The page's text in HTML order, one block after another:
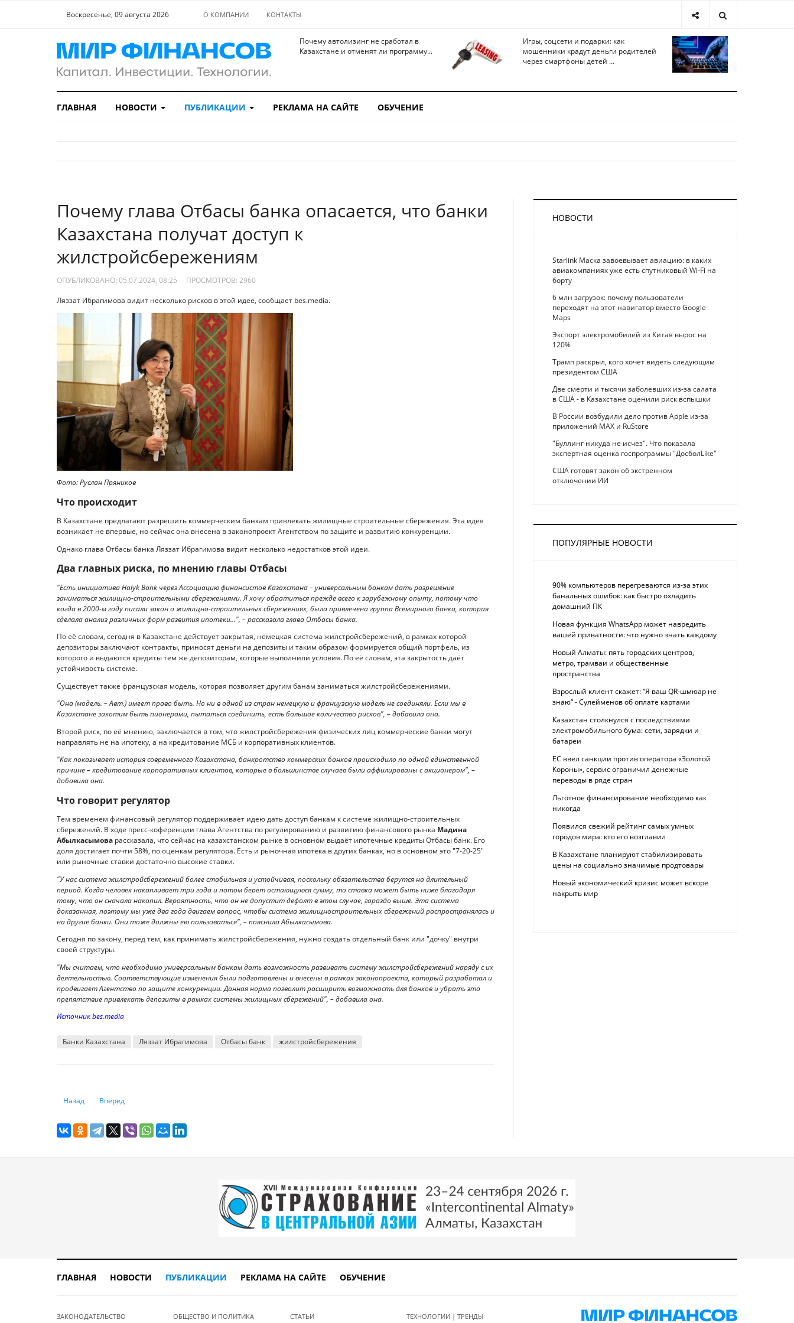
Воскресенье, 09 августа 2026 О КОМПАНИИ КОНТАКТЫ
Почему автолизинг не сработал в
Казахстане и отменят ли программу...
Игры, соцсети и подарки: как
мошенники крадут деньги родителей
через смартфоны детей ...
ГЛАВНАЯ НОВОСТИ ПУБЛИКАЦИИ РЕКЛАМА НА САЙТЕ ОБУЧЕНИЕ
Почему глава Отбасы банка опасается, что банки
Казахстана получат доступ к
жилстройсбережениям
ОПУБЛИКОВАНО: 05.07.2024, 08:25 ПРОСМОТРОВ: 2960
Ляззат Ибрагимова видит несколько рисков в этой идее, сообщает bes.media.
Фото: Руслан Пряников
Что происходит
В Казахстане предлагают разрешить коммерческим банкам привлекать жилищные строительные сбережения. Эта идея
возникает не впервые, но сейчас она внесена в законопроект Агентством по защите и развитию конкуренции.
Однако глава Отбасы банка Ляззат Ибрагимова видит несколько недостатков этой идеи.
Два главных риска, по мнению главы Отбасы
"Есть инициатива Halyk Bank через Ассоциацию финансистов Казахстана – универсальным банкам дать разрешение
заниматься жилищно-строительными сбережениями. Я хочу обратиться прежде всего к зарубежному опыту, потому что
когда в 2000-м году писали закон о жилищно-строительных сбережениях, была привлечена группа Всемирного банка, которая
сделала анализ различных форм развития ипотеки...", – рассказала глава Отбасы банка.
По её словам, сегодня в Казахстане действует закрытая, немецкая система жилстройсбережений, в рамках которой
депозиторы заключают контракты, приносят деньги на депозиты и таким образом формируется общий портфель, из
которого и выдаются кредиты тем же депозиторам, которые выполнили условия. По её словам, эта закрытость даёт
устойчивость системе.
Существует также французская модель, которая позволяет другим банам заниматься жилстройсбережениями.
"Она (модель. – Авт.) имеет право быть. Но ни в одной из стран немецкую и французскую модель не соединяли. Если мы в
Казахстане захотим быть пионерами, пытаться соединить, есть большое количество рисков", – добавила она.
Второй риск, по её мнению, заключается в том, что жилстройсбережения физических лиц коммерческие банки могут
направлять не на ипотеку, а на кредитование МСБ и корпоративных клиентов.
"Как показывает история современного Казахстана, банкротство коммерских банков происходило по одной единственной
причине – кредитование корпоративных клиентов, которые в большинстве случаев были аффилированы с акционером", –
добавила она.
Что говорит регулятор
Тем временем финансовый регулятор поддерживает идею дать доступ банкам к системе жилищно-строительных
сбережений. В ходе пресс-коференции глава Агентства по регулированию и развитию финансового рынка Мадина
Абылкасымова рассказала, что сейчас на казахстанском рынке в основном выдаёт ипотечные кредиты Отбасы банк. Его
доля достигает почти 58%, по оценкам регулятора. Есть и рыночная ипотека в других банках, но в основном это "7-20-25"
или рыночные ставки достаточно высокие ставки.
"У нас система жилстройсбережений более стабильная и устойчивая, поскольку обязательства берутся на длительный
период. Когда человек накапливает три года и потом берёт остающуюся сумму, то ставка может быть ниже благодаря
тому, что он сначала накопил. Вероятность, что он не допустит дефолт в этом случае, гораздо выше. Эта система
доказанная, поэтому мы уже два года двигаем вопрос, чтобы система жилищностроительных сбережений распространялась и
на другие банки. Они тоже должны ею пользоваться", – пояснила Абылкасымова.
Сегодня по закону, перед тем, как принимать жилстройсбережения, нужно создать отдельный банк или "дочку" внутри
своей структуры.
"Мы считаем, что необходимо универсальным банкам дать возможность развивать систему жилстройсбережений наряду с их
деятельностью. Соответствующие изменения были подготовлены и внесены в рамках законопроекта, который разработал и
продвигает Агентство по защите конкуренции. Данная норма позволит расширить возможность для банков и убрать это
препятствие привлекать депозиты в рамках системы жилищных сбережений", – добавила она.
Источник bes.media
Банки Казахстана Ляззат Ибрагимова Отбасы банк жилстройсбережения
Предыдущий: Сколько должны получать пенсионеры Казахстана
Назад Следующий: Почему тенге падает
Вперед
НОВОСТИ
Starlink Маска завоевывает авиацию: в каких
авиакомпаниях уже есть спутниковый Wi-Fi на
борту
6 млн загрузок: почему пользователи
переходят на этот навигатор вместо Google
Maps
Экспорт электромобилей из Китая вырос на
120%
Трамп раскрыл, кого хочет видеть следующим
президентом США
Две смерти и тысячи заболевших из-за салата
в США - в Казахстане оценили риск вспышки
В России возбудили дело против Apple из-за
приложений MAX и RuStore
"Буллинг никуда не исчез". Что показала
экспертная оценка госпрограммы "ДосболLike"
США готовят закон об экстренном
отключении ИИ
ПОПУЛЯРНЫЕ НОВОСТИ
90% компьютеров перегреваются из-за этих
банальных ошибок: как быстро охладить
домашний ПК
Новая функция WhatsApp может навредить
вашей приватности: что нужно знать каждому
Новый Алматы: пять городских центров,
метро, трамваи и общественные
пространства
Взрослый клиент скажет: “Я ваш QR-шмюар не
знаю“ - Сулейменов об оплате картами
Казахстан столкнулся с последствиями
электромобильного бума: сети, зарядки и
батареи
ЕС ввел санкции против оператора «Золотой
Короны», сервис ограничил денежные
переводы в ряде стран
Льготное финансирование необходимо как
никогда
Появился свежий рейтинг самых умных
городов мира: кто его возглавил
В Казахстане планируют стабилизировать
цены на социально значимые продтовары
Новый экономический кризис может вскоре
накрыть мир
ГЛАВНАЯ НОВОСТИ ПУБЛИКАЦИИ РЕКЛАМА НА САЙТЕ ОБУЧЕНИЕ
ЗАКОНОДАТЕЛЬСТВО ОБЩЕСТВО И ПОЛИТИКА СТАТЬИ ТЕХНОЛОГИИ | ТРЕНДЫ